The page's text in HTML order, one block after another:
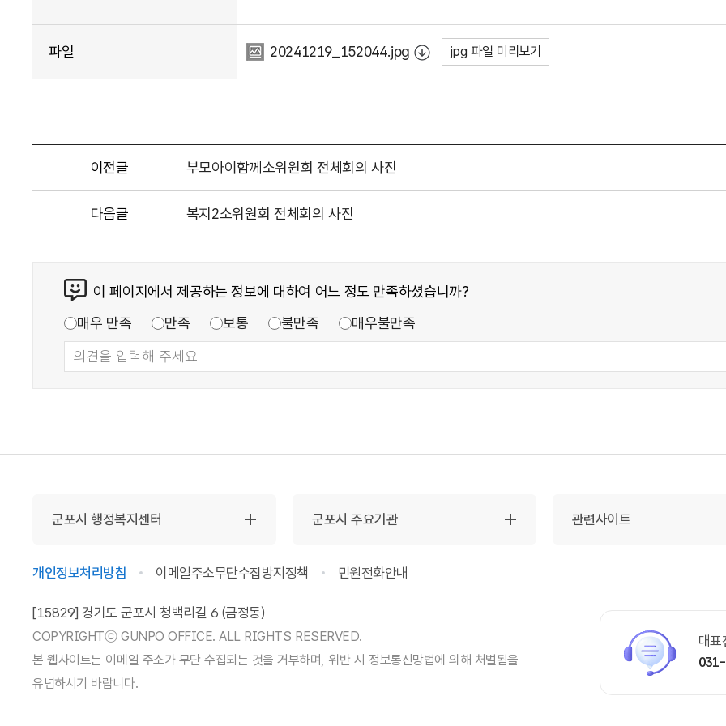
파일 20241219_152044.jpg jpg 파일 미리보기
이전글 부모아이함께소위원회 전체회의 사진
다음글 복지2소위원회 전체회의 사진
이 페이지에서 제공하는 정보에 대하여 어느 정도 만족하셨습니까?
매우 만족
만족 보통 불만족 매우불만족
군포시 행정복지센터 군포시 주요기관 관련사이트
개인정보처리방침 이메일주소무단수집방지정책 민원전화안내
[15829] 경기도 군포시 청백리길 6 (금정동)
COPYRIGHTⓒ GUNPO OFFICE. ALL RIGHTS RESERVED.
본 웹사이트는 이메일 주소가 무단 수집되는 것을 거부하며, 위반 시 정보통신망법에 의해 처벌됨을
유념하시기 바랍니다.
대표